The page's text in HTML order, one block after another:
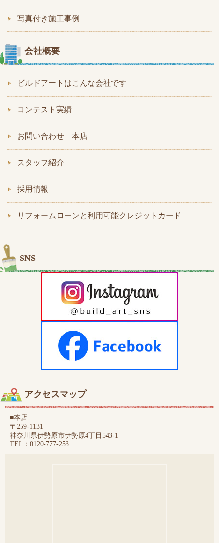
写真付き施工事例
会社概要
ビルドアートはこんな会社です
コンテスト実績
お問い合わせ 本店
スタッフ紹介
採用情報
リフォームローンと利用可能クレジットカード
SNS
アクセスマップ
■本店
〒259-1131
神奈川県伊勢原市伊勢原4丁目543-1
TEL：0120-777-253